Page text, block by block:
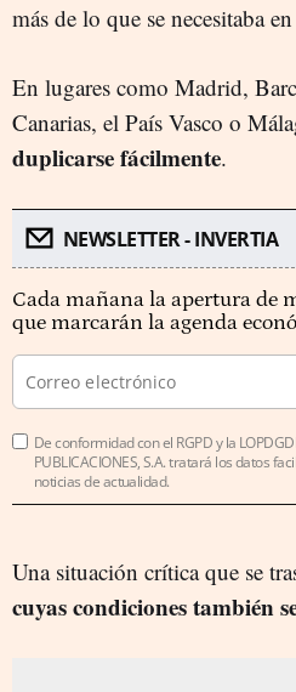
más de lo que se necesitaba
En lugares como Madrid,
Canarias, el País Vasco o
duplicarse fácilmente.
NEWSLETTER - INVERTIA
Cada mañana la apertura de
que marcarán la agenda
De conformidad con el RGPD y la
PUBLICACIONES, S.A. tratará los datos
noticias de actualidad.
Una situación crítica que se
cuyas condiciones también